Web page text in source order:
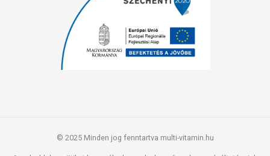
© 2025 Minden jog fenntartva multi-vitamin.hu